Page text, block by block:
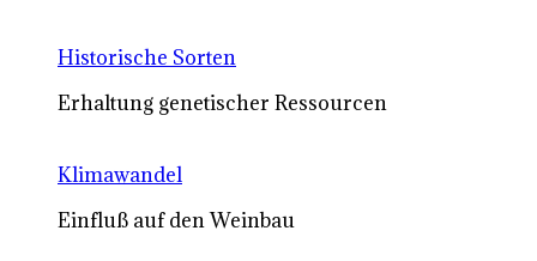
Historische Sorten
Erhaltung genetischer Ressourcen
Klimawandel
Einfluß auf den Weinbau